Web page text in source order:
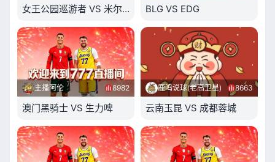
女王公园巡游者 VS 米尔沃尔 BLG VS EDG
主播阿伦 8982
澳门黑骑士 VS 生力啤
鹿鸣说球(老高卫星) 8663
云南玉昆 VS 成都蓉城